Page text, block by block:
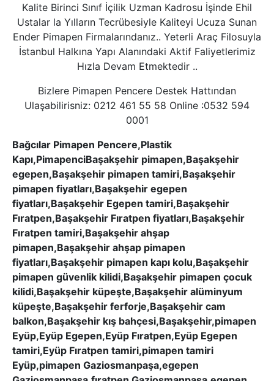
Kalite Birinci Sınıf İçilik Uzman Kadrosu İşinde Ehil
Ustalar la Yılların Tecrübesiyle Kaliteyi Ucuza Sunan
Ender Pimapen Firmalarındanız.. Yeterli Araç Filosuyla
İstanbul Halkına Yapı Alanındaki Aktif Faliyetlerimiz
Hızla Devam Etmektedir ..
Bizlere Pimapen Pencere Destek Hattından
Ulaşabilirisniz: 0212 461 55 58 Online :0532 594
0001
Bağcılar Pimapen Pencere,Plastik
Kapı,PimapenciBaşakşehir pimapen,Başakşehir
egepen,Başakşehir pimapen tamiri,Başakşehir
pimapen fiyatları,Başakşehir egepen
fiyatları,Başakşehir Egepen tamiri,Başakşehir
Fıratpen,Başakşehir Fıratpen fiyatları,Başakşehir
Fıratpen tamiri,Başakşehir ahşap
pimapen,Başakşehir ahşap pimapen
fiyatları,Başakşehir pimapen kapı kolu,Başakşehir
pimapen güvenlik kilidi,Başakşehir pimapen çocuk
kilidi,Başakşehir küpeşte,Başakşehir alüminyum
küpeşte,Başakşehir ferforje,Başakşehir cam
balkon,Başakşehir kış bahçesi,Başakşehir,pimapen
Eyüp,Eyüp Egepen,Eyüp Fıratpen,Eyüp Egepen
tamiri,Eyüp Fıratpen tamiri,pimapen tamiri
Eyüp,pimapen Gaziosmanpaşa,egepen